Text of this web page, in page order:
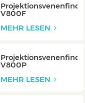
Projektionsvenenfinder:
V800F
MEHR LESEN
Projektionsvenenfinder:
V800P
MEHR LESEN